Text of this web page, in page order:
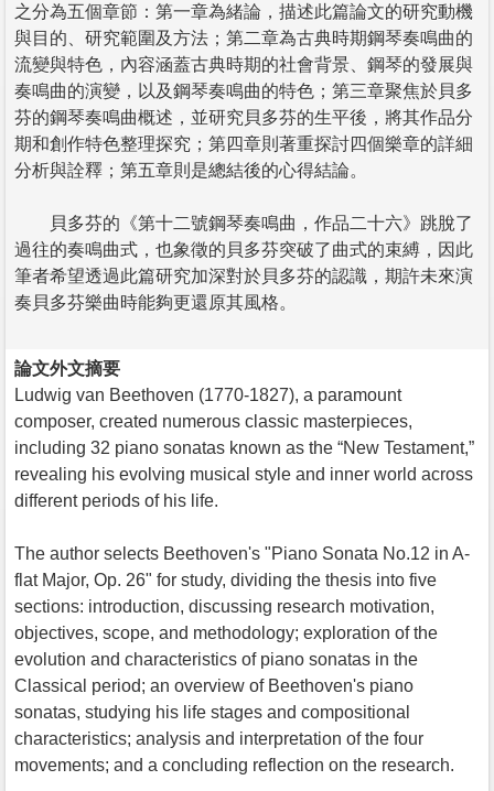
之分為五個章節：第一章為緒論，描述此篇論文的研究動機
與目的、研究範圍及方法；第二章為古典時期鋼琴奏鳴曲的
流變與特色，內容涵蓋古典時期的社會背景、鋼琴的發展與
奏鳴曲的演變，以及鋼琴奏鳴曲的特色；第三章聚焦於貝多
芬的鋼琴奏鳴曲概述，並研究貝多芬的生平後，將其作品分
期和創作特色整理探究；第四章則著重探討四個樂章的詳細
分析與詮釋；第五章則是總結後的心得結論。
貝多芬的《第十二號鋼琴奏鳴曲，作品二十六》跳脫了
過往的奏鳴曲式，也象徵的貝多芬突破了曲式的束縛，因此
筆者希望透過此篇研究加深對於貝多芬的認識，期許未來演
奏貝多芬樂曲時能夠更還原其風格。
論文外文摘要
Ludwig van Beethoven (1770-1827), a paramount
composer, created numerous classic masterpieces,
including 32 piano sonatas known as the “New Testament,”
revealing his evolving musical style and inner world across
different periods of his life.
The author selects Beethoven's "Piano Sonata No.12 in A-
flat Major, Op. 26" for study, dividing the thesis into five
sections: introduction, discussing research motivation,
objectives, scope, and methodology; exploration of the
evolution and characteristics of piano sonatas in the
Classical period; an overview of Beethoven's piano
sonatas, studying his life stages and compositional
characteristics; analysis and interpretation of the four
movements; and a concluding reflection on the research.